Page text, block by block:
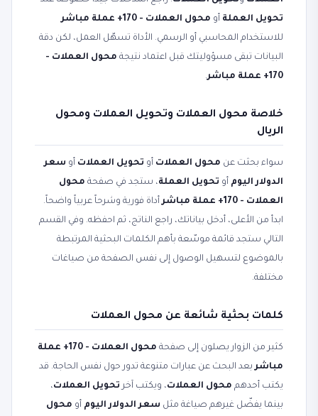
تحويل العملة أو محول العملات - 170+ عملة مباشر
للاستخدام المحاسبي أو الرسمي. الأداة تسهّل العمل، لكن دقة
البيانات تبقى مسؤوليتك قبل اعتماد نتيجة محول العملات -
170+ عملة مباشر
.
خلاصة محول العملات وتحويل العملات ومحول
الريال
سواء بحثت عن محول العملات أو تحويل العملات أو سعر
الدولار اليوم أو تحويل العملة، ستجد في صفحة محول
العملات - 170+ عملة مباشر
أداة فورية وشرحاً عربياً واضحاً.
ابدأ من الأعلى، أدخل بياناتك، راجع الناتج، ثم احفظه. وفي القسم
التالي ستجد قائمة موسّعة بأهم الكلمات البحثية المرتبطة
بالموضوع لتسهيل الوصول إلى نفس الصفحة من صياغات
مختلفة.
كلمات بحثية شائعة عن محول العملات
كثير من الزوار يصلون إلى صفحة
محول العملات - 170+ عملة
مباشربعد البحث عن عبارات متنوعة تدور حول نفس الحاجة. قد
يكتب أحدهم محول العملات، ويكتب آخر تحويل العملات،
بينما يفضّل غيرهم صياغة مثل سعر الدولار اليوم أو محول